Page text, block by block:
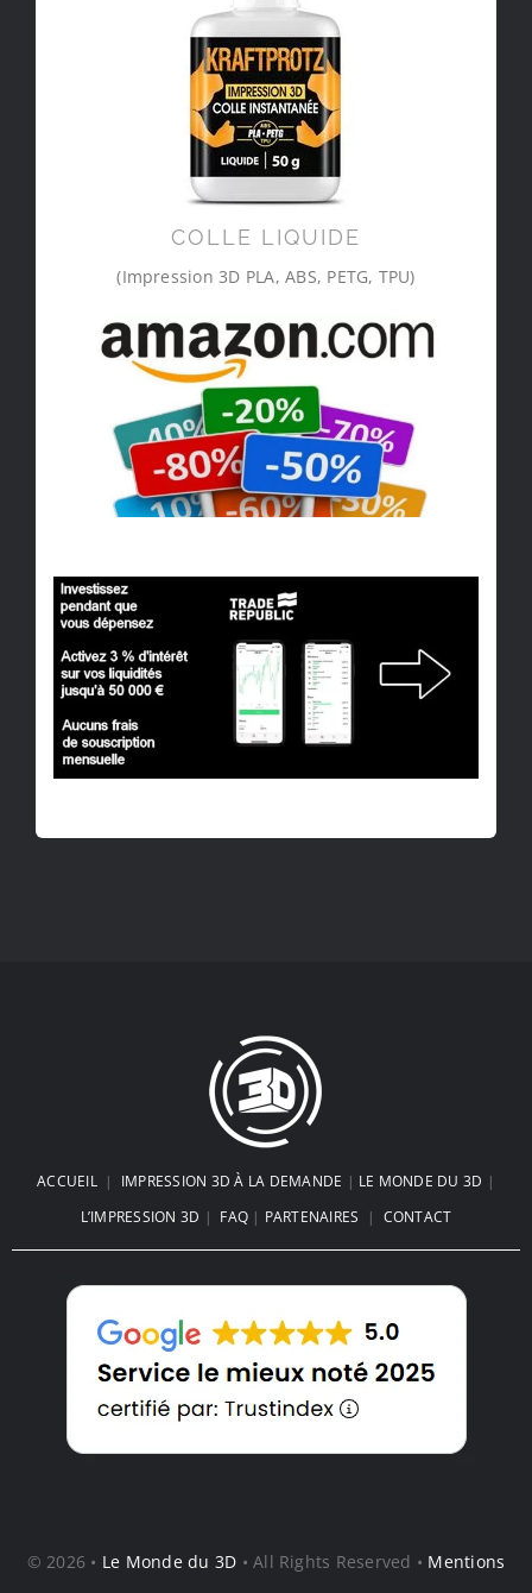
COLLE LIQUIDE
(Impression 3D PLA, ABS, PETG, TPU)
ACCUEIL| IMPRESSION 3D À LA DEMANDE | LE MONDE DU 3D |
L’IMPRESSION 3D | FAQ | PARTENAIRES | CONTACT
© 2026 • Le Monde du 3D • All Rights Reserved • Mentions